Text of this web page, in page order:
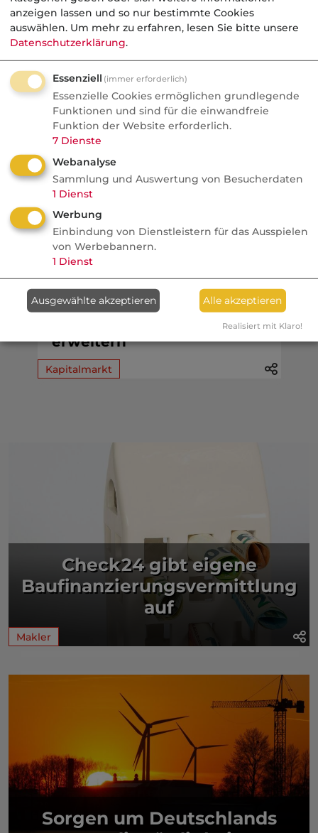
Lieferketten?
Politik
FONDS professionell
Studie: Ungleiche
Besteuerung begünstigte
Französische Revolution
Politik
07.08.2026
JDC will
Beratungsspektrum um
Immobilienverrentung
erweitern
Kapitalmarkt
Check24 gibt eigene
Baufinanzierungsvermittlung
auf
Makler
Sorgen um Deutschlands
anzeigen lassen und so nur bestimmte Cookies
auswählen. Um mehr zu erfahren, lesen Sie bitte unsere
Datenschutzerklärung.
Essenziell (immer erforderlich)
Essenzielle Cookies ermöglichen grundlegende
Funktionen und sind für die einwandfreie
Funktion der Website erforderlich.
7 Dienste
Webanalyse
Sammlung und Auswertung von Besucherdaten
1 Dienst
Werbung
Einbindung von Dienstleistern für das Ausspielen
von Werbebannern.
1 Dienst
Ausgewählte akzeptieren Alle akzeptieren
Realisiert mit Klaro!